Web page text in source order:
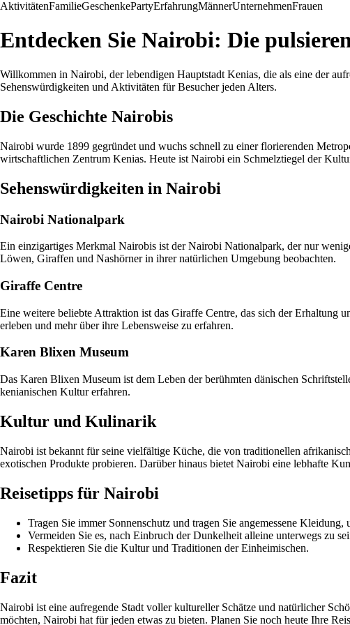
AktivitätenFamilieGeschenkePartyErfahrungMännerUnternehmenFrauen
Entdecken Sie Nairobi: Die
Willkommen in Nairobi, der lebendigen Hauptstadt Kenias, die als eine der
Sehenswürdigkeiten und Aktivitäten für Besucher jeden Alters.
Die Geschichte Nairobis
Nairobi wurde 1899 gegründet und wuchs schnell zu einer florierenden
wirtschaftlichen Zentrum Kenias. Heute ist Nairobi ein Schmelztiegel der
Sehenswürdigkeiten in Nairobi
Nairobi Nationalpark
Ein einzigartiges Merkmal Nairobis ist der Nairobi Nationalpark, der nur
Löwen, Giraffen und Nashörner in ihrer natürlichen Umgebung beobachten.
Giraffe Centre
Eine weitere beliebte Attraktion ist das Giraffe Centre, das sich der Erhaltung
erleben und mehr über ihre Lebensweise zu erfahren.
Karen Blixen Museum
Das Karen Blixen Museum ist dem Leben der berühmten dänischen
kenianischen Kultur erfahren.
Kultur und Kulinarik
Nairobi ist bekannt für seine vielfältige Küche, die von traditionellen
exotischen Produkte probieren. Darüber hinaus bietet Nairobi eine lebhafte
Reisetipps für Nairobi
Tragen Sie immer Sonnenschutz und tragen Sie angemessene Kleidung,
Vermeiden Sie es, nach Einbruch der Dunkelheit alleine unterwegs zu
Respektieren Sie die Kultur und Traditionen der Einheimischen.
Fazit
Nairobi ist eine aufregende Stadt voller kultureller Schätze und natürlicher
möchten, Nairobi hat für jeden etwas zu bieten. Planen Sie noch heute Ihre